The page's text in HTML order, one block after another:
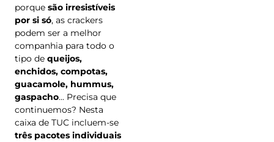
porque são irresistíveis
por si só, as crackers
podem ser a melhor
companhia para todo o
tipo de queijos,
enchidos, compotas,
guacamole, hummus,
gaspacho... Precisa que
continuemos? Nesta
caixa de TUC incluem-se
três pacotes individuais